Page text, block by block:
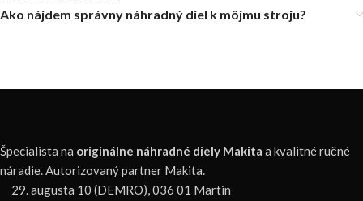
Ako nájdem správny náhradný diel k môjmu stroju?
Špecialista na originálne náhradné diely Makita a kvalitné ručné
náradie. Autorizovaný partner Makita.
29. augusta 10 (DEMRO), 036 01 Martin